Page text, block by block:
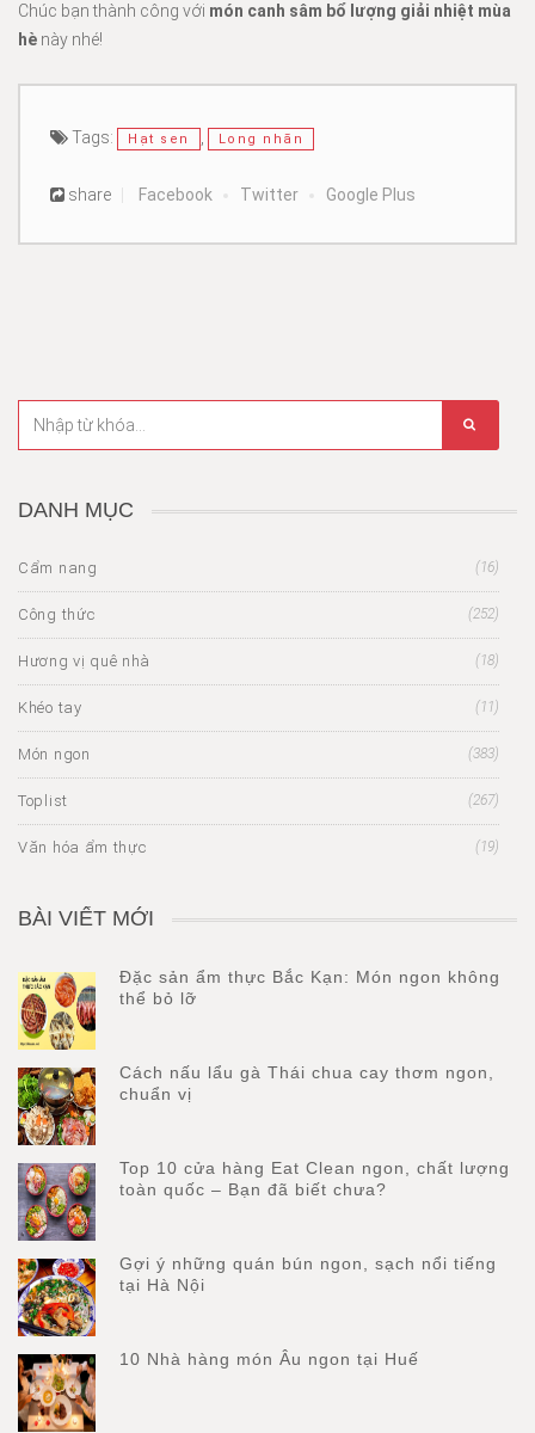
Chúc bạn thành công với món canh sâm bổ lượng giải nhiệt mùa
hè này nhé!
Tags: Hạt sen Long nhãn
share Facebook Twitter Google Plus
DANH MỤC
Cẩm nang (16)
Công thức (252)
Hương vị quê nhà (18)
Khéo tay (11)
Món ngon (383)
Toplist (267)
Văn hóa ẩm thực (19)
BÀI VIẾT MỚI
Đặc sản ẩm thực Bắc Kạn: Món ngon không
thể bỏ lỡ
Cách nấu lẩu gà Thái chua cay thơm ngon,
chuẩn vị
Top 10 cửa hàng Eat Clean ngon, chất lượng
toàn quốc – Bạn đã biết chưa?
Gợi ý những quán bún ngon, sạch nổi tiếng
tại Hà Nội
10 Nhà hàng món Âu ngon tại Huế